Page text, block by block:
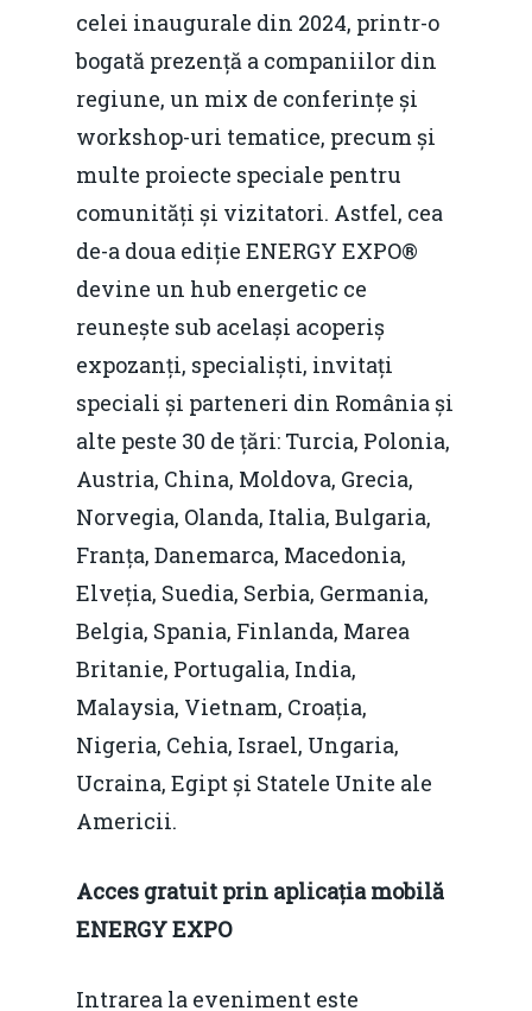
celei inaugurale din 2024, printr-o
bogată prezență a companiilor din
regiune, un mix de conferințe și
workshop-uri tematice, precum și
multe proiecte speciale pentru
comunități și vizitatori. Astfel, cea
de-a doua ediție ENERGY EXPO®
devine un hub energetic ce
reunește sub același acoperiș
expozanți, specialiști, invitați
speciali și parteneri din România și
alte peste 30 de țări: Turcia, Polonia,
Austria, China, Moldova, Grecia,
Norvegia, Olanda, Italia, Bulgaria,
Franța, Danemarca, Macedonia,
Elveția, Suedia, Serbia, Germania,
Belgia, Spania, Finlanda, Marea
Britanie, Portugalia, India,
Malaysia, Vietnam, Croația,
Nigeria, Cehia, Israel, Ungaria,
Ucraina, Egipt și Statele Unite ale
Americii.
Acces gratuit prin aplicația mobilă
ENERGY EXPO
Intrarea la eveniment este